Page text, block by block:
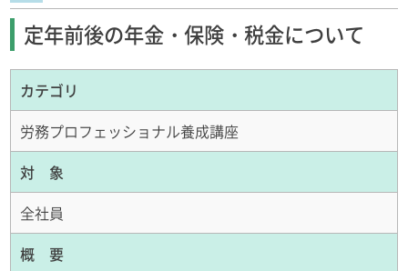
定年前後の年金・保険・税金について
カテゴリ
労務プロフェッショナル養成講座
対 象
全社員
概 要